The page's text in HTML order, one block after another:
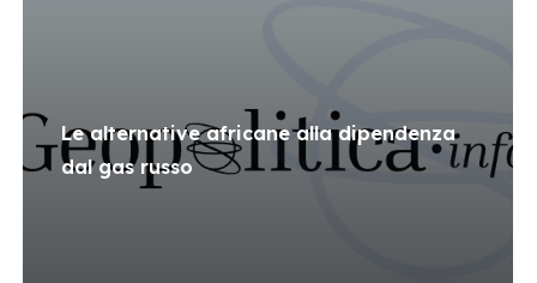
Le alternative africane alla dipendenza
dal gas russo